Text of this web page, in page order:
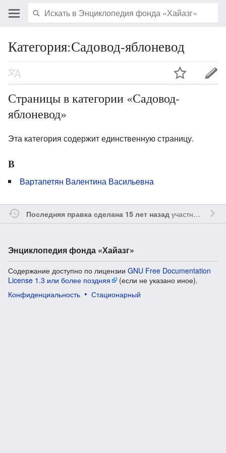
Категория:Садовод-яблоневод
Страницы в категории «Садовод-
яблоневод»
Эта категория содержит единственную страницу.
В
Вартапетян Валентина Васильевна
Последняя правка сделана 15 лет назадучастником
Энциклопедия фонда «Хайазг»
Содержание доступно по лицензии GNU Free Documentation
License 1.3 или более поздняя
(если не указано иное).
Конфиденциальность
Стационарный